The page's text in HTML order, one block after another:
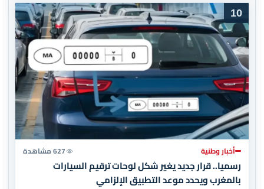
10
أخبار وطنية 627 مشاهدة
رسميا.. قرار جديد يغير شكل لوحات ترقيم السيارات
بالمغرب ويحدد موعد التطبيق الإلزامي